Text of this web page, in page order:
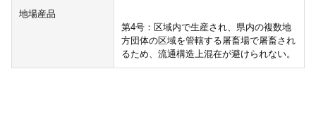
地場産品
第4号：区域内で生産され、県内の複数地
方団体の区域を管轄する屠畜場で屠畜され
るため、流通構造上混在が避けられない。